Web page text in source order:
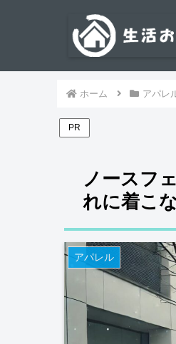
ホーム アパレ
PR
ノースフ
れに着こ
アパレル